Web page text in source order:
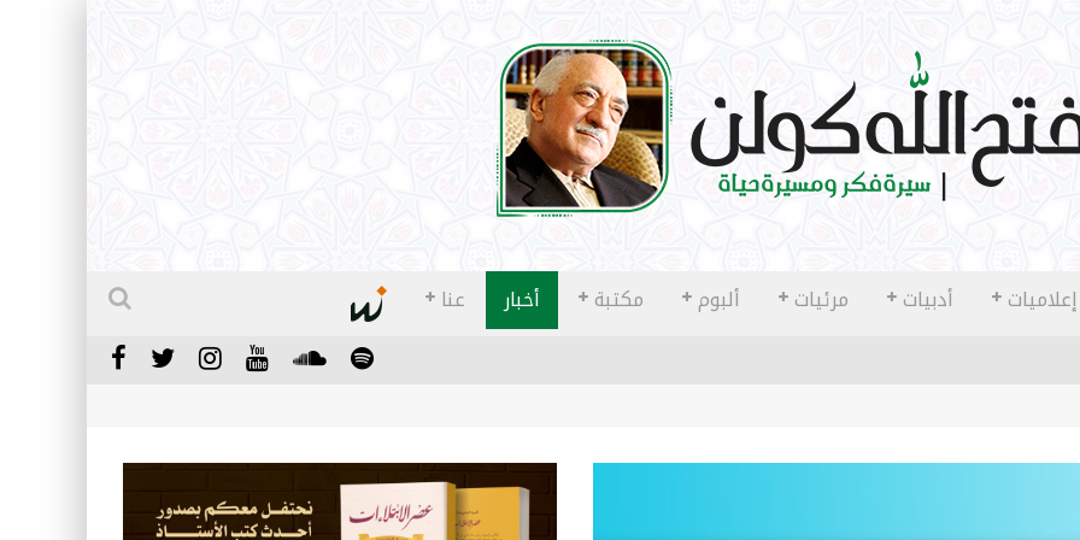
إعلاميات أدبيات مرئيات ألبوم مكتبة أخبار عنا